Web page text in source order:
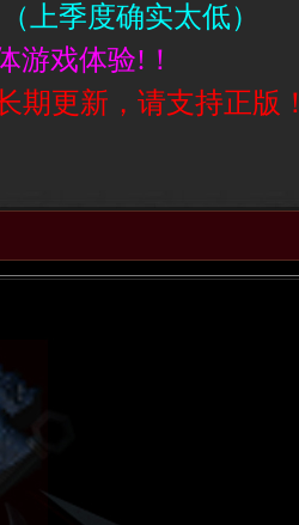
上季度确实太低）
游戏体验!！
期更新，请支持正版！